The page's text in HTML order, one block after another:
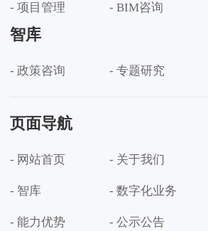
- 项目管理 - BIM咨询
智库
- 政策咨询 - 专题研究
页面导航
- 网站首页 - 关于我们
- 智库 - 数字化业务
- 能力优势 - 公示公告